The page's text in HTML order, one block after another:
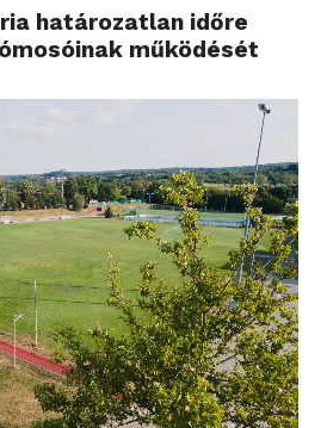
határozatlan időre
működését